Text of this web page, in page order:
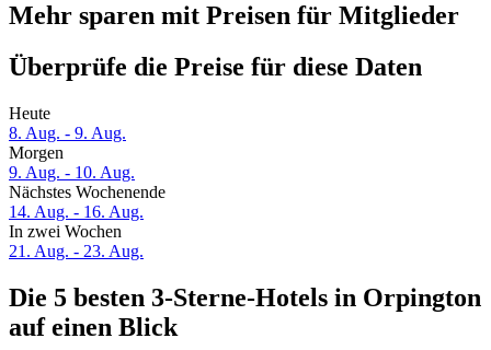
Mehr sparen mit Preisen für Mitglieder
Überprüfe die Preise für diese Daten
Heute
8. Aug. - 9. Aug.
Morgen
9. Aug. - 10. Aug.
Nächstes Wochenende
14. Aug. - 16. Aug.
In zwei Wochen
21. Aug. - 23. Aug.
Die 5 besten 3-Sterne-Hotels in Orpington
auf einen Blick